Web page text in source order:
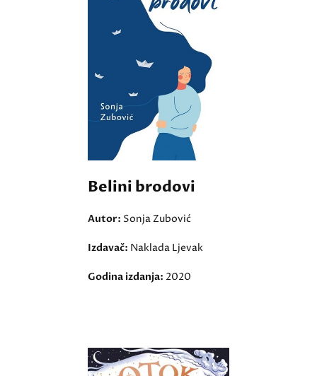
Belini brodovi
Autor: Sonja Zubović
Izdavač: Naklada Ljevak
Godina izdanja: 2020